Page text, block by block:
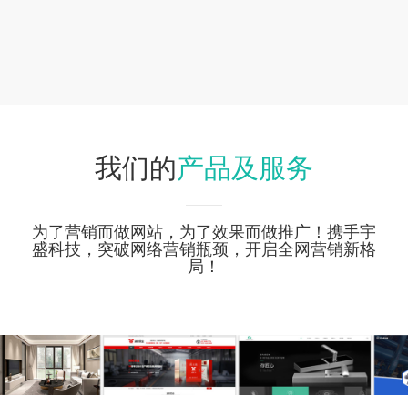
我们的产品及服务
为了营销而做网站，为了效果而做推广！携手宇
盛科技，突破网络营销瓶颈，开启全网营销新格
局！